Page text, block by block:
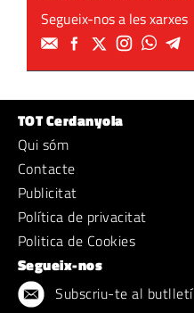
Segueix-nos a les xarxes
TOT Cerdanyola
Qui sóm
Contacte
Publicitat
Política de privacitat
Politica de Cookies
Segueix-nos
Subscriu-te al butlletí